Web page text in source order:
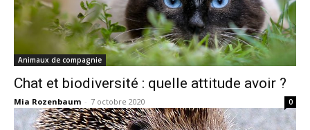
Animaux de compagnie
Chat et biodiversité : quelle attitude avoir ?
Mia Rozenbaum - 7 octobre 2020 0